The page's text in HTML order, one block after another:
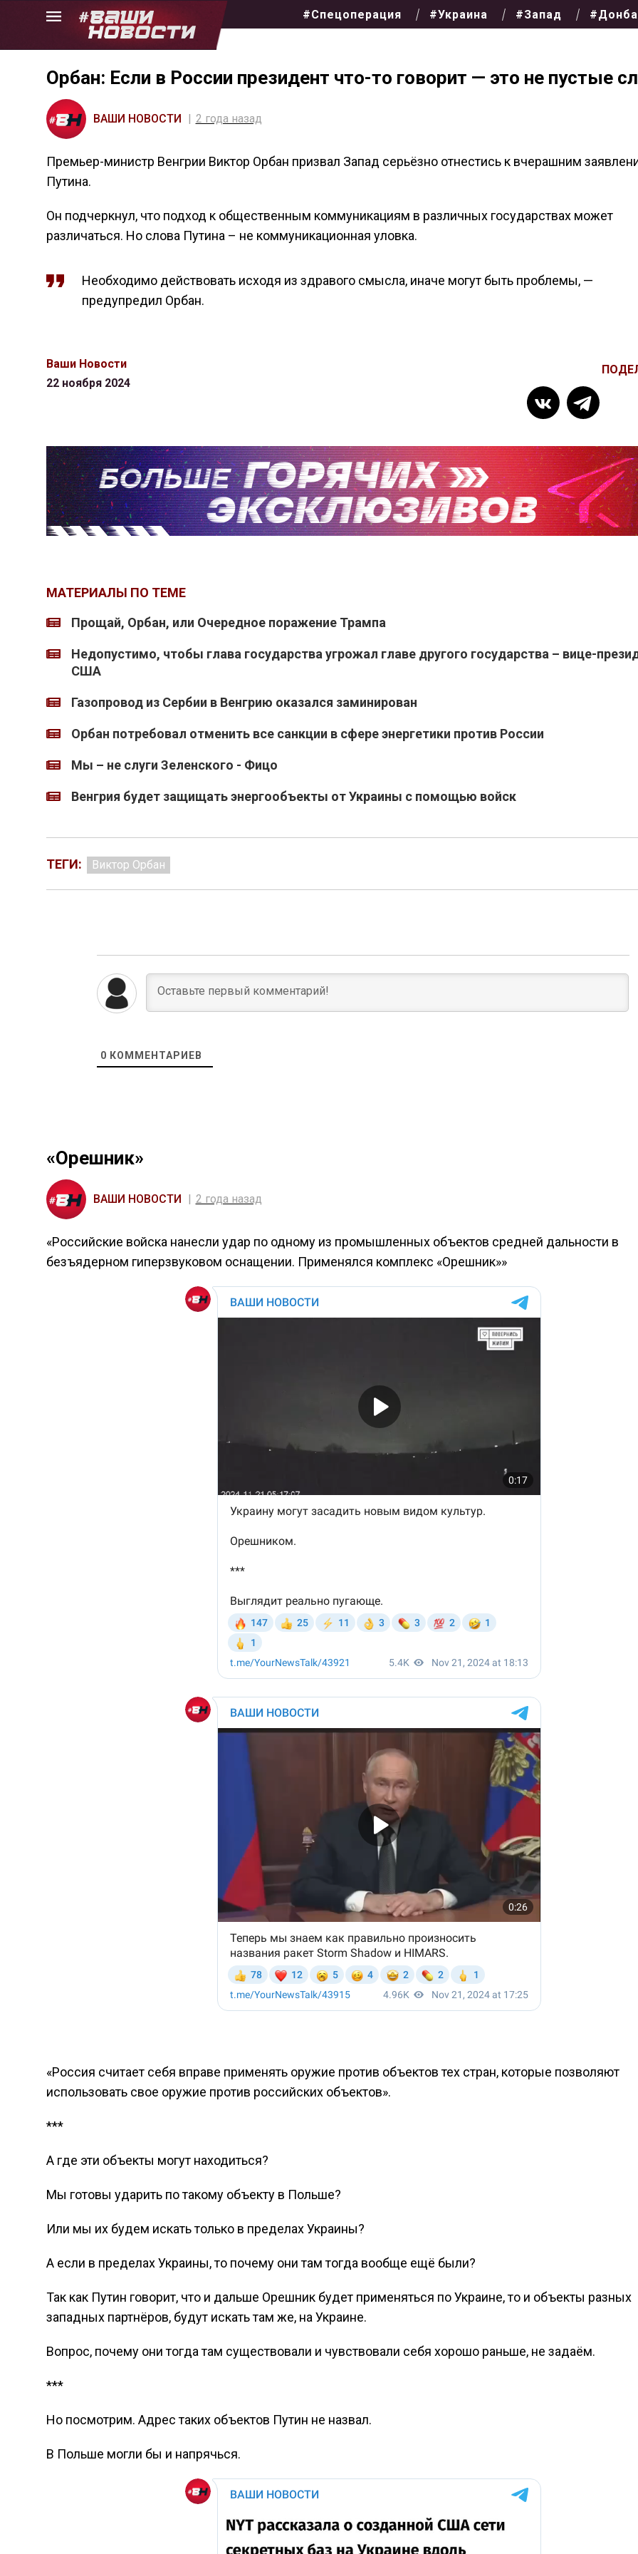
Skip
#Спецоперация #Украина #Запад
Орбан: Если в России президент что-то говорит — это не пустые
ВАШИ НОВОСТИ 2 года назад
Премьер-министр Венгрии Виктор Орбан призвал Запад серьёзно отнестись к вчерашним
Путина.
Он подчеркнул, что подход к общественным коммуникациям в различных государствах может
различаться. Но слова Путина – не коммуникационная уловка.
Необходимо действовать исходя из здравого смысла, иначе могут быть проблемы, —
предупредил Орбан.
Ваши Новости
22 ноября 2024
МАТЕРИАЛЫ ПО ТЕМЕ
Прощай, Орбан, или Очередное поражение Трампа
Недопустимо, чтобы глава государства угрожал главе другого государства – вице-
США
Газопровод из Сербии в Венгрию оказался заминирован
Орбан потребовал отменить все санкции в сфере энергетики против России
Мы – не слуги Зеленского - Фицо
Венгрия будет защищать энергообъекты от Украины с помощью войск
ТЕГИ: Виктор Орбан
0 КОММЕНТАРИЕВ
«Орешник»
ВАШИ НОВОСТИ 2 года назад
«Российские войска нанесли удар по одному из промышленных объектов средней дальности в
безъядерном гиперзвуковом оснащении. Применялся комплекс «Орешник»»
«Россия считает себя вправе применять оружие против объектов тех стран, которые позволяют
использовать свое оружие против российских объектов».
***
А где эти объекты могут находиться?
Мы готовы ударить по такому объекту в Польше?
Или мы их будем искать только в пределах Украины?
А если в пределах Украины, то почему они там тогда вообще ещё были?
Так как Путин говорит, что и дальше Орешник будет применяться по Украине, то и объекты разных
западных партнёров, будут искать там же, на Украине.
Вопрос, почему они тогда там существовали и чувствовали себя хорошо раньше, не задаём.
***
Но посмотрим. Адрес таких объектов Путин не назвал.
В Польше могли бы и напрячься.